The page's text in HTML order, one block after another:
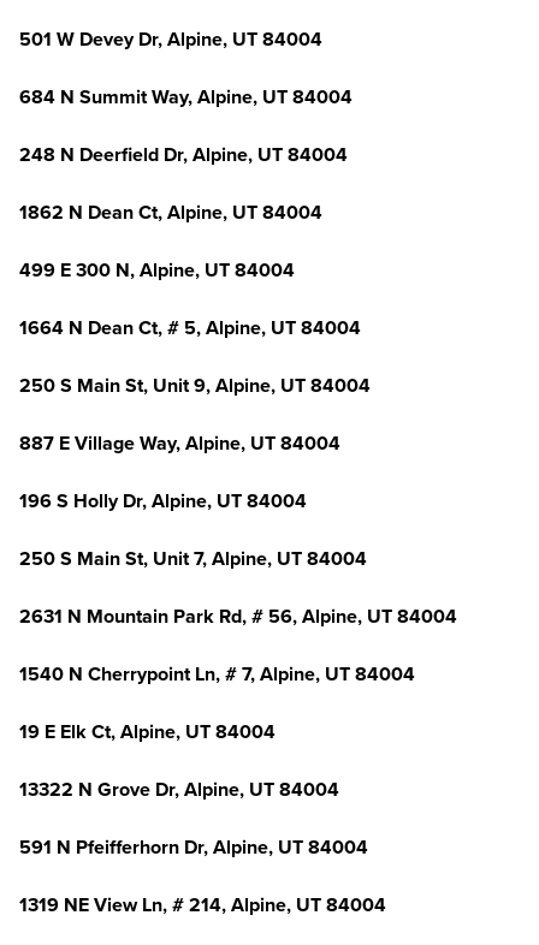
501 W Devey Dr, Alpine, UT 84004
684 N Summit Way, Alpine, UT 84004
248 N Deerfield Dr, Alpine, UT 84004
1862 N Dean Ct, Alpine, UT 84004
499 E 300 N, Alpine, UT 84004
1664 N Dean Ct, # 5, Alpine, UT 84004
250 S Main St, Unit 9, Alpine, UT 84004
887 E Village Way, Alpine, UT 84004
196 S Holly Dr, Alpine, UT 84004
250 S Main St, Unit 7, Alpine, UT 84004
2631 N Mountain Park Rd, # 56, Alpine, UT 84004
1540 N Cherrypoint Ln, # 7, Alpine, UT 84004
19 E Elk Ct, Alpine, UT 84004
13322 N Grove Dr, Alpine, UT 84004
591 N Pfeifferhorn Dr, Alpine, UT 84004
1319 NE View Ln, # 214, Alpine, UT 84004